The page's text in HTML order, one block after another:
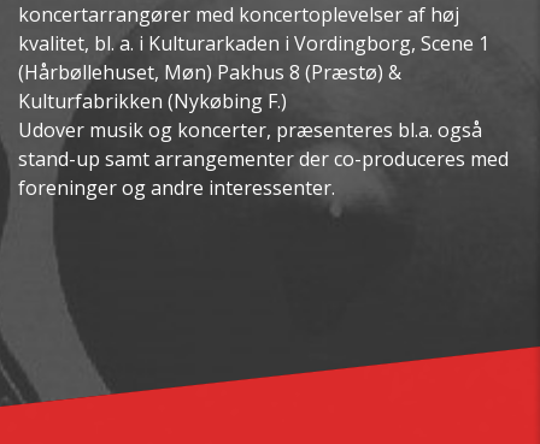
koncertarrangører med koncertoplevelser af høj
kvalitet, bl. a. i Kulturarkaden i Vordingborg, Scene 1
(Hårbøllehuset, Møn) Pakhus 8 (Præstø) &
Kulturfabrikken (Nykøbing F.)
Udover musik og koncerter, præsenteres bl.a. også
stand-up samt arrangementer der co-produceres med
foreninger og andre interessenter.